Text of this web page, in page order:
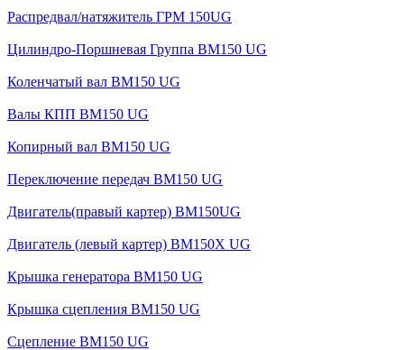
Распредвал/натяжитель ГРМ 150UG
Цилиндро-Поршневая Группа BM150 UG
Коленчатый вал BM150 UG
Валы КПП BM150 UG
Копирный вал BM150 UG
Переключение передач BM150 UG
Двигатель(правый картер) ВМ150UG
Двигатель (левый картер) BM150X UG
Крышка генератора BM150 UG
Крышка сцепления BM150 UG
Сцепление BM150 UG